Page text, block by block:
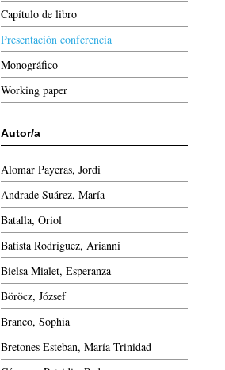
Capítulo de libro
Presentación conferencia
Monográfico
Working paper
Autor/a
Alomar Payeras, Jordi
Andrade Suárez, María
Batalla, Oriol
Batista Rodríguez, Arianni
Bielsa Mialet, Esperanza
Böröcz, József
Branco, Sophia
Bretones Esteban, María Trinidad